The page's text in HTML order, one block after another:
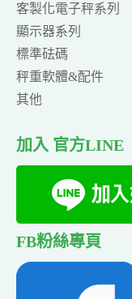
客製化電子秤系列
顯示器系列
標準砝碼
秤重軟體&配件
其他
加入 官方LINE
FB粉絲專頁